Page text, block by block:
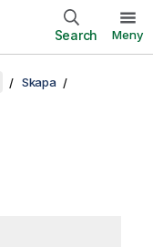
Search Meny
Skapa